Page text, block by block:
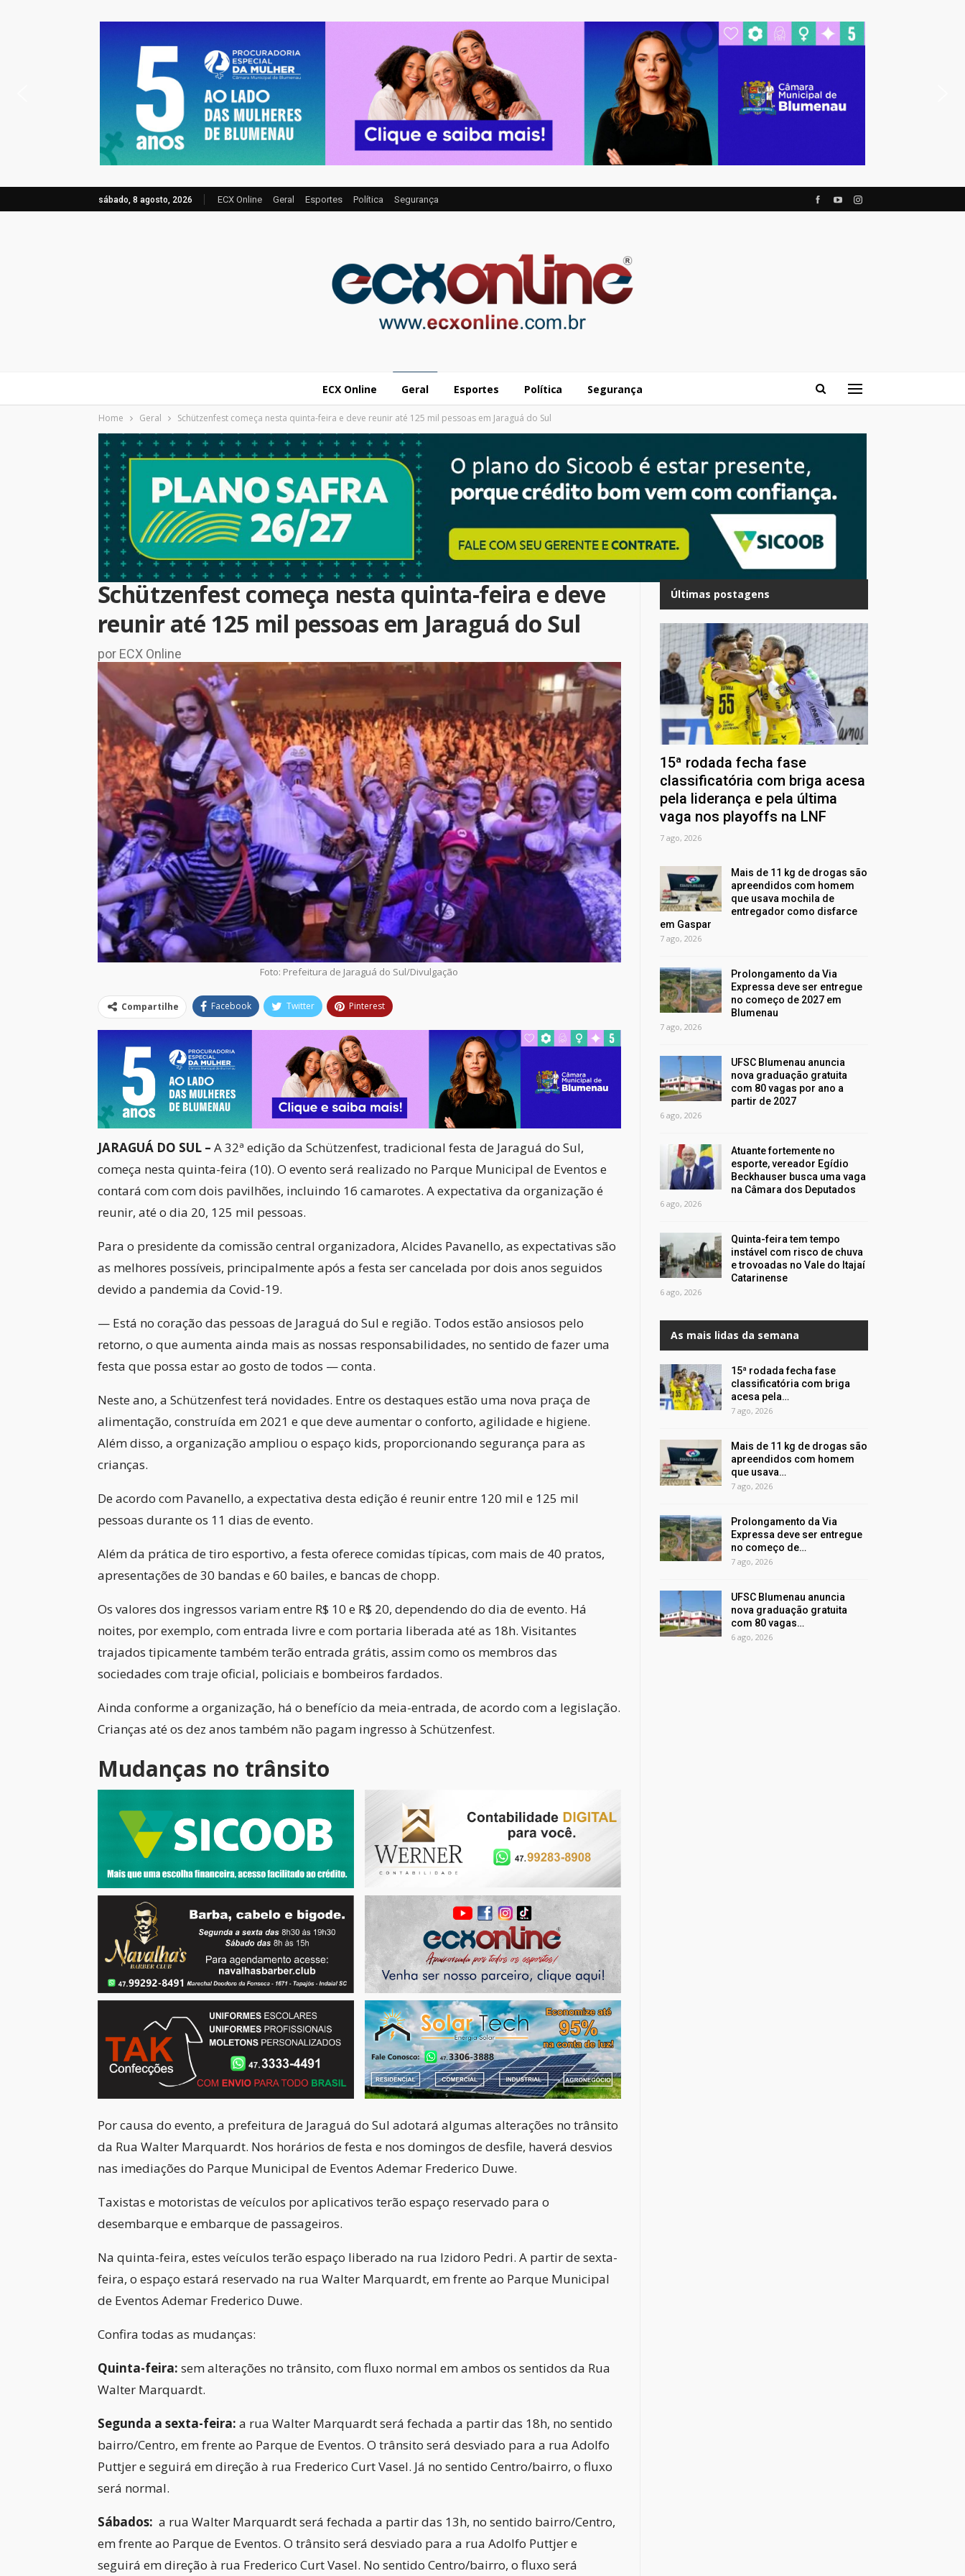
sábado, 8 agosto, 2026 ECX Online Geral Esportes Política Segurança
ECX Online Geral Esportes Política Segurança
Home Geral Schützenfest começa nesta quinta-feira e deve reunir até 125 mil pessoas em Jaraguá do Sul
Schützenfest começa nesta quinta-feira e deve
reunir até 125 mil pessoas em Jaraguá do Sul
por ECX Online
Foto: Prefeitura de Jaraguá do Sul/Divulgação
Compartilhe Facebook Twitter Pinterest
JARAGUÁ DO SUL – A 32ª edição da Schützenfest, tradicional festa de Jaraguá do Sul,
começa nesta quinta-feira (10). O evento será realizado no Parque Municipal de Eventos e
contará com com dois pavilhões, incluindo 16 camarotes. A expectativa da organização é
reunir, até o dia 20, 125 mil pessoas.
Para o presidente da comissão central organizadora, Alcides Pavanello, as expectativas são
as melhores possíveis, principalmente após a festa ser cancelada por dois anos seguidos
devido a pandemia da Covid-19.
— Está no coração das pessoas de Jaraguá do Sul e região. Todos estão ansiosos pelo
retorno, o que aumenta ainda mais as nossas responsabilidades, no sentido de fazer uma
festa que possa estar ao gosto de todos — conta.
Neste ano, a Schützenfest terá novidades. Entre os destaques estão uma nova praça de
alimentação, construída em 2021 e que deve aumentar o conforto, agilidade e higiene.
Além disso, a organização ampliou o espaço kids, proporcionando segurança para as
crianças.
De acordo com Pavanello, a expectativa desta edição é reunir entre 120 mil e 125 mil
pessoas durante os 11 dias de evento.
Além da prática de tiro esportivo, a festa oferece comidas típicas, com mais de 40 pratos,
apresentações de 30 bandas e 60 bailes, e bancas de chopp.
Os valores dos ingressos variam entre R$ 10 e R$ 20, dependendo do dia de evento. Há
noites, por exemplo, com entrada livre e com portaria liberada até as 18h. Visitantes
trajados tipicamente também terão entrada grátis, assim como os membros das
sociedades com traje oficial, policiais e bombeiros fardados.
Ainda conforme a organização, há o benefício da meia-entrada, de acordo com a legislação.
Crianças até os dez anos também não pagam ingresso à Schützenfest.
Mudanças no trânsito
Por causa do evento, a prefeitura de Jaraguá do Sul adotará algumas alterações no trânsito
da Rua Walter Marquardt. Nos horários de festa e nos domingos de desfile, haverá desvios
nas imediações do Parque Municipal de Eventos Ademar Frederico Duwe.
Taxistas e motoristas de veículos por aplicativos terão espaço reservado para o
desembarque e embarque de passageiros.
Na quinta-feira, estes veículos terão espaço liberado na rua Izidoro Pedri. A partir de sexta-
feira, o espaço estará reservado na rua Walter Marquardt, em frente ao Parque Municipal
de Eventos Ademar Frederico Duwe.
Confira todas as mudanças:
Quinta-feira: sem alterações no trânsito, com fluxo normal em ambos os sentidos da Rua
Walter Marquardt.
Segunda a sexta-feira: a rua Walter Marquardt será fechada a partir das 18h, no sentido
bairro/Centro, em frente ao Parque de Eventos. O trânsito será desviado para a rua Adolfo
Puttjer e seguirá em direção à rua Frederico Curt Vasel. Já no sentido Centro/bairro, o fluxo
será normal.
Sábados: a rua Walter Marquardt será fechada a partir das 13h, no sentido bairro/Centro,
em frente ao Parque de Eventos. O trânsito será desviado para a rua Adolfo Puttjer e
seguirá em direção à rua Frederico Curt Vasel. No sentido Centro/bairro, o fluxo será
Últimas postagens
15ª rodada fecha fase
classificatória com briga acesa
pela liderança e pela última
vaga nos playoffs na LNF
7 ago, 2026
Mais de 11 kg de drogas são
apreendidos com homem
que usava mochila de
entregador como disfarce
em Gaspar
7 ago, 2026
Prolongamento da Via
Expressa deve ser entregue
no começo de 2027 em
Blumenau
7 ago, 2026
UFSC Blumenau anuncia
nova graduação gratuita
com 80 vagas por ano a
partir de 2027
6 ago, 2026
Atuante fortemente no
esporte, vereador Egídio
Beckhauser busca uma vaga
na Câmara dos Deputados
6 ago, 2026
Quinta-feira tem tempo
instável com risco de chuva
e trovoadas no Vale do Itajaí
Catarinense
6 ago, 2026
As mais lidas da semana
15ª rodada fecha fase
classificatória com briga
acesa pela…
7 ago, 2026
Mais de 11 kg de drogas são
apreendidos com homem
que usava…
7 ago, 2026
Prolongamento da Via
Expressa deve ser entregue
no começo de…
7 ago, 2026
UFSC Blumenau anuncia
nova graduação gratuita
com 80 vagas…
6 ago, 2026